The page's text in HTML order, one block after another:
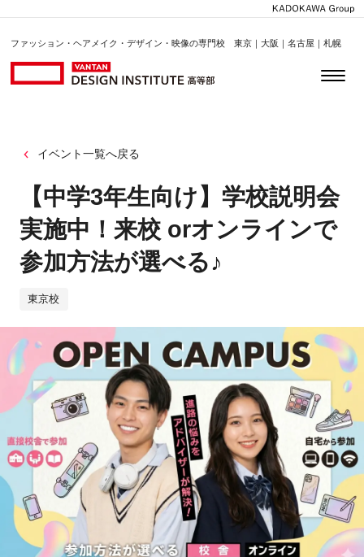
ファッション・ヘアメイク・デザイン・映像の専門校 東京｜大阪｜名古屋｜札幌
イベント一覧へ戻る
【中学3年生向け】学校説明会
実施中！来校 orオンラインで
参加方法が選べる♪
東京校